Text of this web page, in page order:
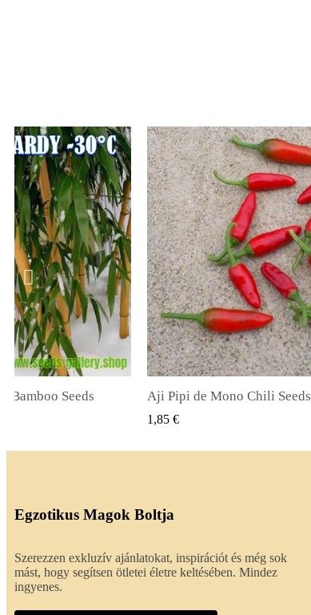
Seeds GYORSNÉZET
True Lavender Seeds
2,00 €
Egzotikus Magok Boltja
Szerezzen exkluzív ajánlatokat, inspirációt és még sok
mást, hogy segítsen ötletei életre keltésében. Mindez
ingyenes.